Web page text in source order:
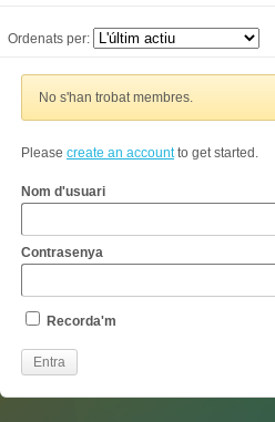
Ordenats per:
No s'han trobat membres.
Please create an accountto get started.
Nom d'usuari
Contrasenya
Recorda'm